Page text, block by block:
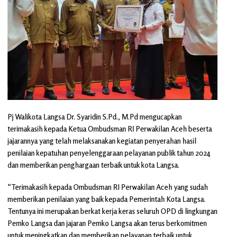
Pj Walikota Langsa Dr. Syaridin S.Pd., M.Pd mengucapkan
terimakasih kepada Ketua Ombudsman RI Perwakilan Aceh beserta
jajarannya yang telah melaksanakan kegiatan penyerahan hasil
penilaian kepatuhan penyelenggaraan pelayanan publik tahun 2024
dan memberikan penghargaan terbaik untuk kota Langsa.
“Terimakasih kepada Ombudsman RI Perwakilan Aceh yang sudah
memberikan penilaian yang baik kepada Pemerintah Kota Langsa.
Tentunya ini merupakan berkat kerja keras seluruh OPD di lingkungan
Pemko Langsa dan jajaran Pemko Langsa akan terus berkomitmen